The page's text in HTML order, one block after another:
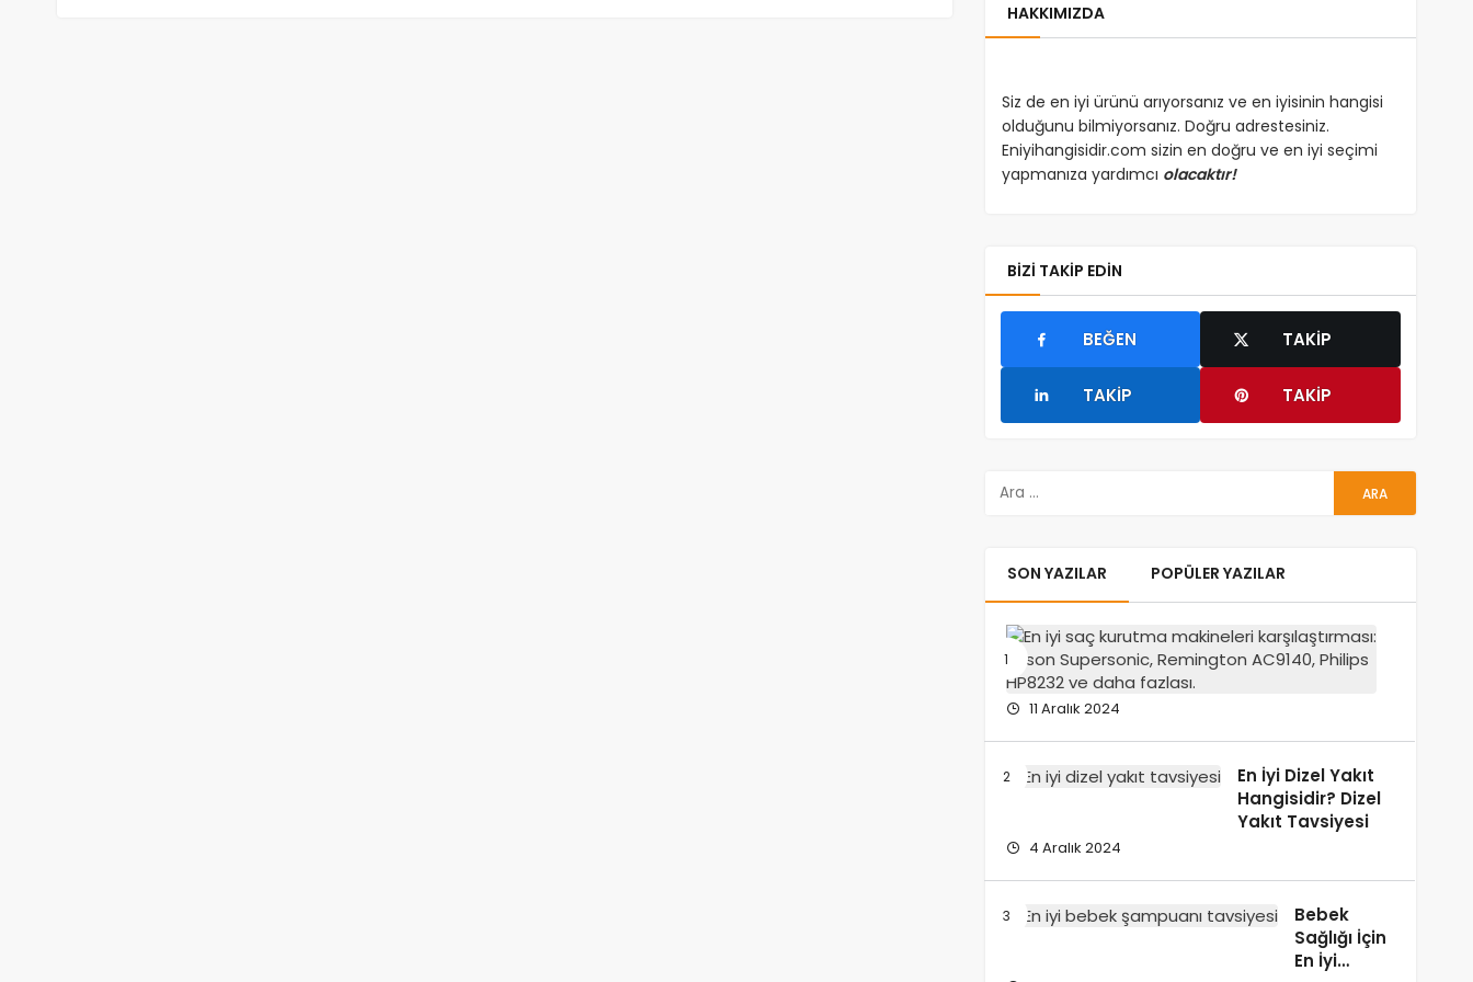
HAKKIMIZDA
Siz de en iyi ürünü arıyorsanız ve en iyisinin hangisi
olduğunu bilmiyorsanız. Doğru adrestesiniz.
Eniyihangisidir.com sizin en doğru ve en iyi seçimi
yapmanıza yardımcı olacaktır!
BIZI TAKIP EDIN
BEĞEN TAKIP
TAKIP TAKIP
SON YAZILAR POPÜLER YAZILAR
11 Aralık 2024
En İyi Dizel Yakıt
Hangisidir? Dizel
Yakıt Tavsiyesi
4 Aralık 2024
Bebek
Sağlığı İçin
En İyi